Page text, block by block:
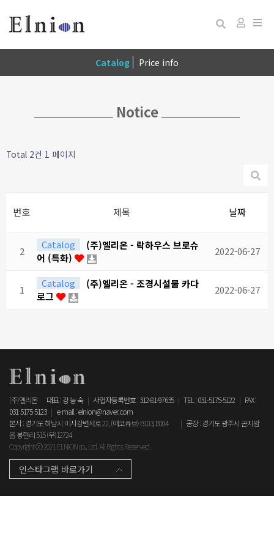
Catalog Price info
Notice
Total 2건 1 페이지
번호 제목 날짜
2
Catalog
(주)엘리온 - 락하우스 브로슈
어 (특화)
2022-06-27
1
Catalog
(주)엘리온 - 조경시설물 카다
로그
2022-06-27
(주)엘리온 대표 : 강 능 숙 | 사업자등록번호 : 312-81-97635 | TEL : 031-5175-5122 | FAX :
031-5175-5123 | e-mail : elnion@naver.com
본사 : 경기도 하남시 미사강변서로 22, (에코큐브) B103, B104
| 공장 : 경기도 광주시 곤지암
읍 봉현리 515 (우)12724
Copyright ⓒ 2021 ELNION co., Ltd. All Rights Reserved.
인스타그램 바로가기